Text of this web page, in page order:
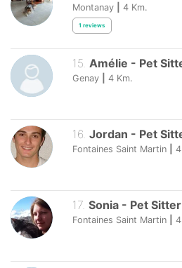
Montanay 4 Km.
1 reviews
15 Amélie - Pet
Genay 4 Km.
16 Jordan - Pet
Fontaines Saint Martin 4
17. Sonia - Pet Sitter
Fontaines Saint Martin 4